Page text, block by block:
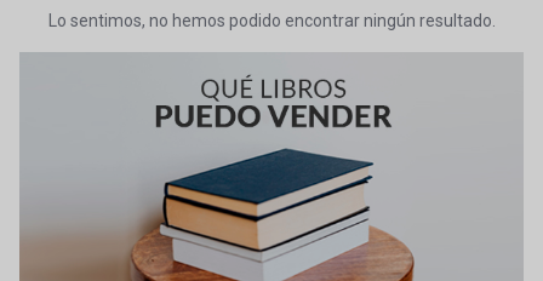
Lo sentimos, no hemos podido encontrar ningún resultado.